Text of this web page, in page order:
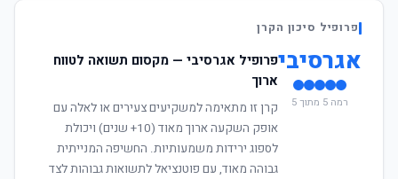
פרופיל סיכון הקרן
אגרסיבי
רמה 5 מתוך 5
פרופיל אגרסיבי — מקסום תשואה לטווח
ארוך
קרן זו מתאימה למשקיעים צעירים או לאלה עם
אופק השקעה ארוך מאוד (10+ שנים) ויכולת
לספוג ירידות משמעותיות. החשיפה המנייתית
גבוהה מאוד, עם פוטנציאל לתשואות גבוהות לצד